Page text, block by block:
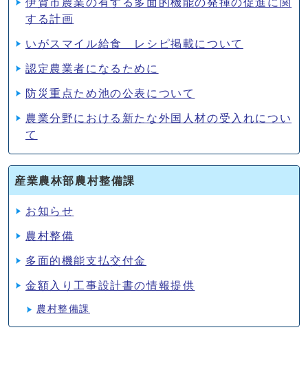
する計画
いがスマイル給食 レシピ掲載について
認定農業者になるために
防災重点ため池の公表について
農業分野における新たな外国人材の受入れについ
て
産業農林部農村整備課
お知らせ
農村整備
多面的機能支払交付金
金額入り工事設計書の情報提供
農村整備課